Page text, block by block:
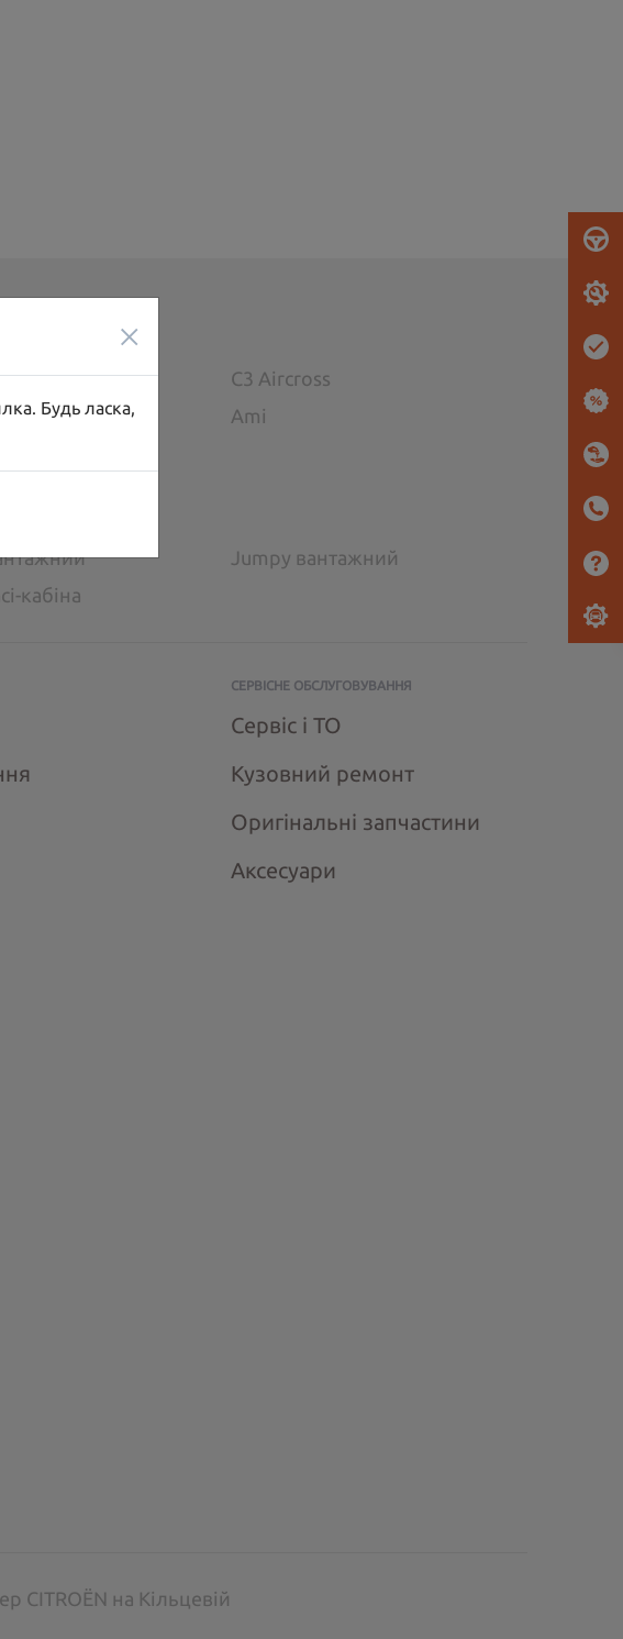
C3 Aircross
Ami
Jumpy вантажний
кабіна
СЕРВІСНЕ ОБСЛУГОВУВАННЯ
Сервіс і ТО
Кузовний ремонт
Оригінальні запчастини
Аксесуари
CITROËN на Кільцевій
×
Будь ласка,